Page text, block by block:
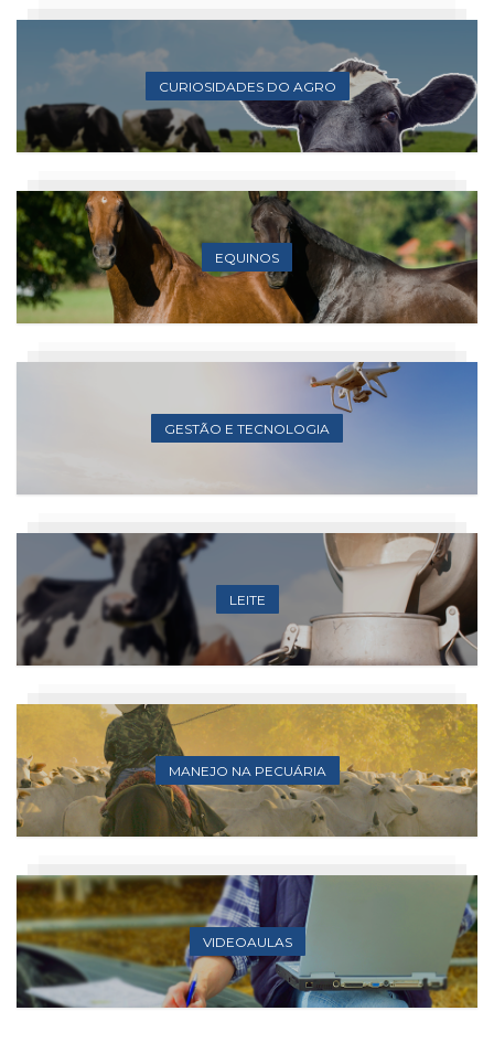
CURIOSIDADES DO AGRO
EQUINOS
GESTÃO E TECNOLOGIA
LEITE
MANEJO NA PECUÁRIA
VIDEOAULAS